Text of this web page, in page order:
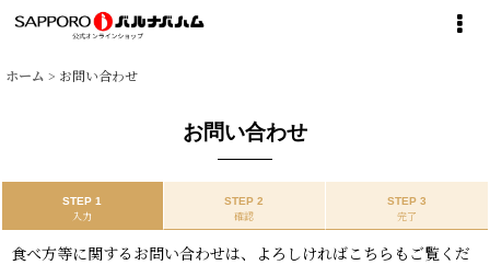
ホーム > お問い合わせ
お問い合わせ
STEP 1
入力
STEP 2
確認
STEP 3
完了
食べ方等に関するお問い合わせは、よろしければこちらもご覧くだ